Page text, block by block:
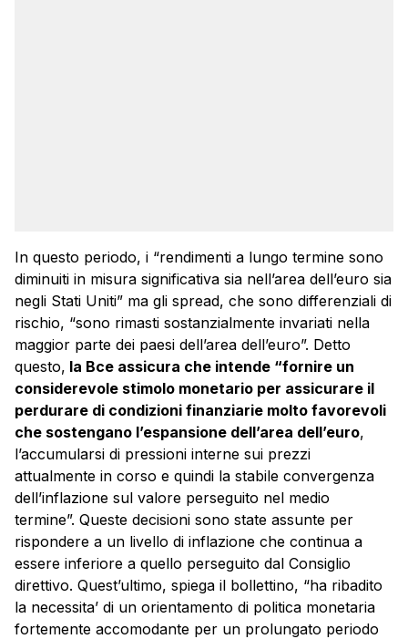
In questo periodo, i “rendimenti a lungo termine sono
diminuiti in misura significativa sia nell’area dell’euro sia
negli Stati Uniti” ma gli spread, che sono differenziali di
rischio, “sono rimasti sostanzialmente invariati nella
maggior parte dei paesi dell’area dell’euro”. Detto
questo, la Bce assicura che intende “fornire un
considerevole stimolo monetario per assicurare il
perdurare di condizioni finanziarie molto favorevoli
che sostengano l’espansione dell’area dell’euro,
l’accumularsi di pressioni interne sui prezzi
attualmente in corso e quindi la stabile convergenza
dell’inflazione sul valore perseguito nel medio
termine”. Queste decisioni sono state assunte per
rispondere a un livello di inflazione che continua a
essere inferiore a quello perseguito dal Consiglio
direttivo. Quest’ultimo, spiega il bollettino, “ha ribadito
la necessita’ di un orientamento di politica monetaria
fortemente accomodante per un prolungato periodo